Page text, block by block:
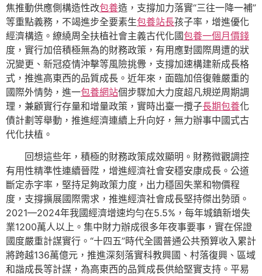
焦推動供應側構造性改包養造，支撐加力落實“三往一降一補”
等重點義務，不竭進步全要素生包養站長孩子率，增進優化
經濟構造。繚繞周全扶植社會主義古代化國包養一個月價錢
度，實行加倍積極無為的財務政策，有用應對國際周遭的狀
況變更、新冠疫情沖擊等風險挑釁，支撐加速構建新成長格
式，推進高東西的品質成長。近年來，面臨加倍復雜嚴重的
國際外情勢，進一包養網站個步驟加大力度超凡規逆周期調
理，兼顧實行存量和增量政策，實時出臺一攬子長期包養化
債計劃等舉動，推進經濟連續上升向好，無力辦事中國式古
代化扶植。
回想這些年，積極的財務政策成效顯明。財務微觀調控
有用性精準性連續晉陞，增進經濟社會安穩安康成長。公道
斷定赤字率，堅持足夠政策力度，出力穩固失業和物價程
度，支撐擴展國際需求，推進經濟社會成長堅持傑出勢頭。
2021—2024年我國經濟增速均勻在5.5%，每年城鎮新增失
業1200萬人以上。集中財力辦成很多年夜事要事，實在保證
國度嚴重計謀實行。“十四五”時代全國普通公共預算收入累計
將跨越136萬億元，推進深刻落實科教興國、村落復興、區域
和諧成長等計謀，為高東西的品質成長供給堅實支持。平易